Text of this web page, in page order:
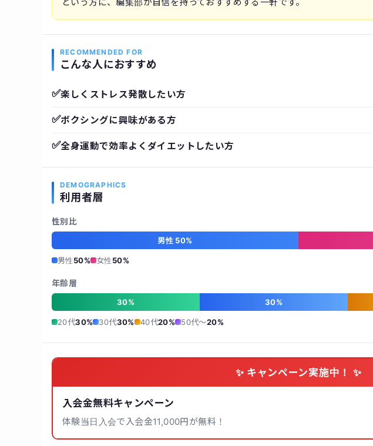
RECOMMENDED FOR
こんな人におすすめ
✅楽しくストレス発散したい方
✅ボクシングに興味がある方
✅全身運動で効率よくダイエットしたい方
DEMOGRAPHICS
利用者層
性別比
男性 50%
男性50% 女性50%
年齢層
30% 30%
20代30% 30代30% 40代20% 50代〜20%
✨ キャンペーン実施中！ ✨
入会金無料キャンペーン
体験当日入会で入会金11,000円が無料！